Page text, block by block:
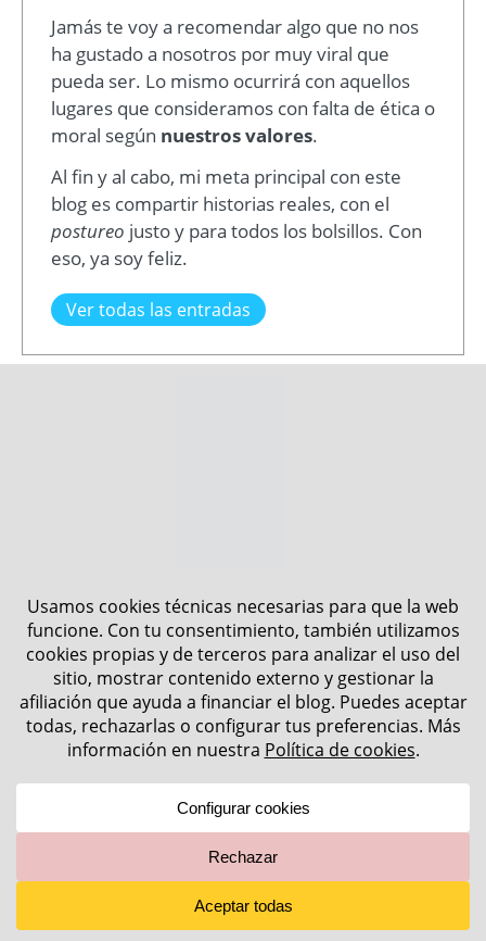
Jamás te voy a recomendar algo que no nos
ha gustado a nosotros por muy viral que
pueda ser. Lo mismo ocurrirá con aquellos
lugares que consideramos con falta de ética o
moral según nuestros valores.
Al fin y al cabo, mi meta principal con este
blog es compartir historias reales, con el
postureo justo y para todos los bolsillos. Con
eso, ya soy feliz.
Ver todas las entradas
Tu dirección de correo electrónico no será
publicada. Los campos obligatorios están marcados
con*
Nombre *
Correo electrónico*